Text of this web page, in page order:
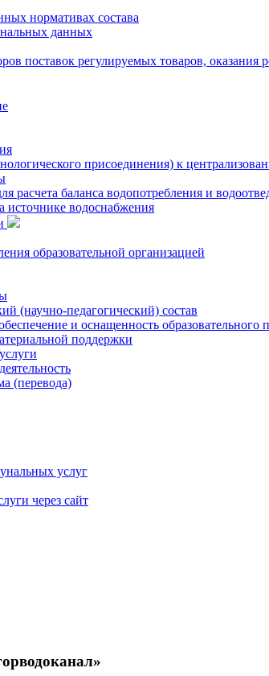
нормативах состава
данных
поставок регулируемых товаров,
присоединения) к
расчета баланса водопотребления и
источнике водоснабжения
образовательной организацией
(научно-педагогический) состав
и оснащенность образовательного
поддержки
(перевода)
услуг
через сайт